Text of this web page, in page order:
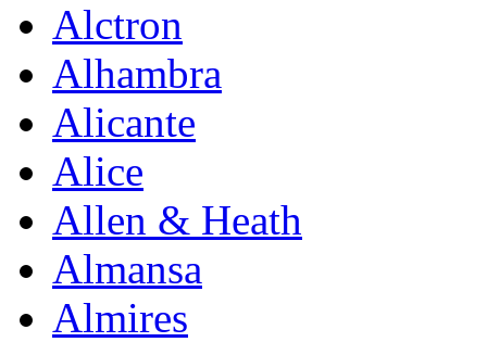
Alctron
Alhambra
Alicante
Alice
Allen & Heath
Almansa
Almires